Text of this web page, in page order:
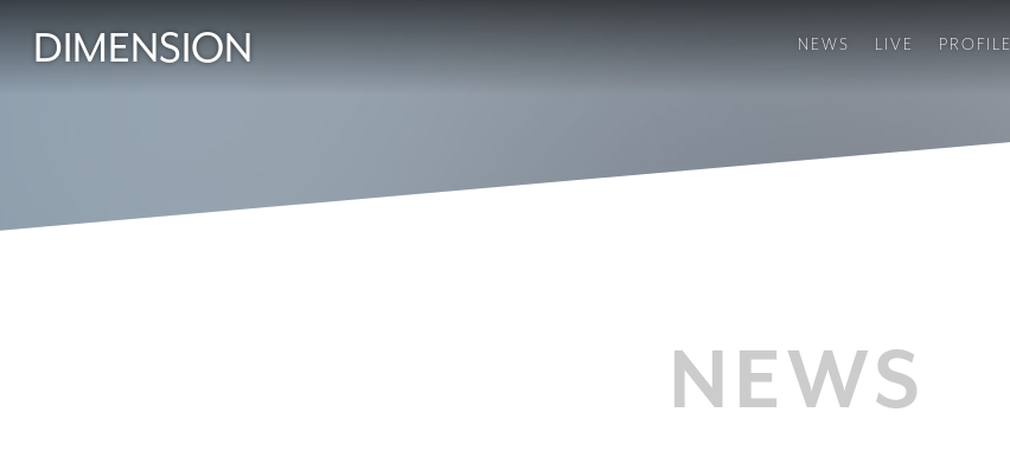
DIMENSION NEWS LIVE PROFILE
NEWS